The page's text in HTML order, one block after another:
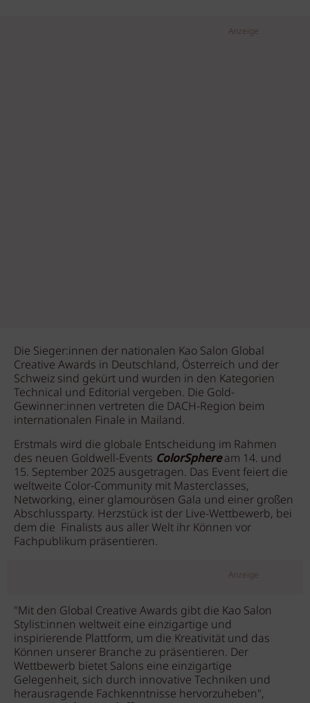
Anzeige
Die Sieger:innen der nationalen Kao Salon Global
Creative Awards in Deutschland, Österreich und der
Schweiz sind gekürt und wurden in den Kategorien
Technical und Editorial vergeben. Die Gold-
Gewinner:innen vertreten die DACH-Region beim
internationalen Finale in Mailand.
Erstmals wird die globale Entscheidung im Rahmen
des neuen Goldwell-Events ColorSpheream 14. und
15. September 2025 ausgetragen. Das Event feiert die
weltweite Color-Community mit Masterclasses,
Networking, einer glamourösen Gala und einer großen
Abschlussparty. Herzstück ist der Live-Wettbewerb, bei
dem die Finalists aus aller Welt ihr Können vor
Fachpublikum präsentieren.
Anzeige
"Mit den Global Creative Awards gibt die Kao Salon
Stylist:innen weltweit eine einzigartige und
inspirierende Plattform, um die Kreativität und das
Können unserer Branche zu präsentieren. Der
Wettbewerb bietet Salons eine einzigartige
Gelegenheit, sich durch innovative Techniken und
herausragende Fachkenntnisse hervorzuheben",